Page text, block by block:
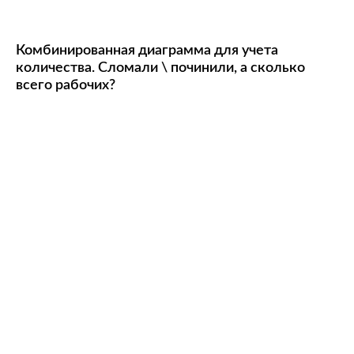
Комбинированная диаграмма для учета
количества. Сломали \ починили, а сколько
всего рабочих?